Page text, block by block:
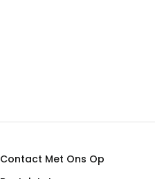
Contact Met Ons Op